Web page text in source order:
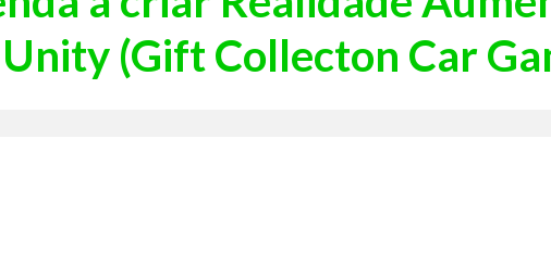
Unity (Gift Collecton Car